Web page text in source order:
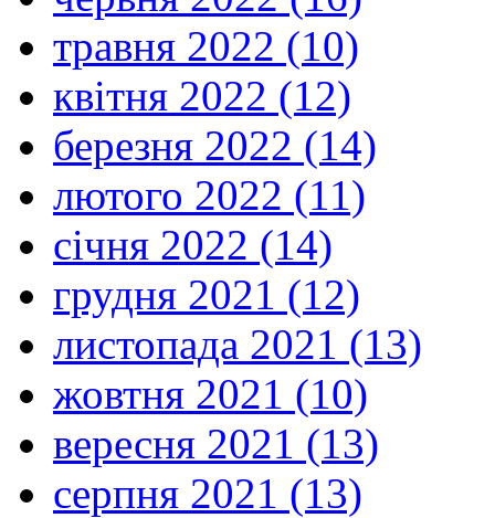
травня 2022 (10)
квітня 2022 (12)
березня 2022 (14)
лютого 2022 (11)
січня 2022 (14)
грудня 2021 (12)
листопада 2021 (13)
жовтня 2021 (10)
вересня 2021 (13)
серпня 2021 (13)